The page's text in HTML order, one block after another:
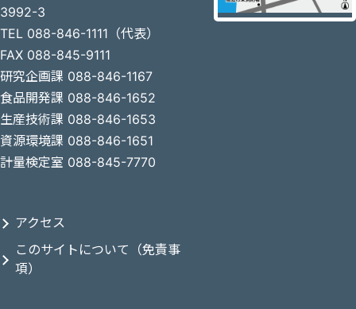
3992-3
TEL 088-846-1111（代表）
FAX 088-845-9111
研究企画課 088-846-1167
食品開発課 088-846-1652
生産技術課 088-846-1653
資源環境課 088-846-1651
計量検定室 088-845-7770
アクセス
このサイトについて（免責事
項）